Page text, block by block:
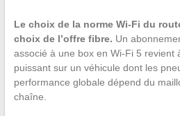
Le choix de la norme Wi-Fi du
choix de l’offre fibre. Un
associé à une box en Wi-Fi 5 revient
puissant sur un véhicule dont les
performance globale dépend du
chaîne.